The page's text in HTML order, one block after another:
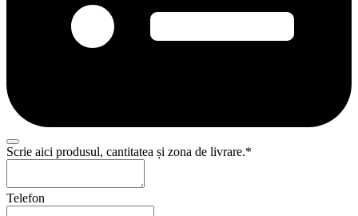
Scrie aici produsul, cantitatea și zona de livrare.*
Business
Telefon